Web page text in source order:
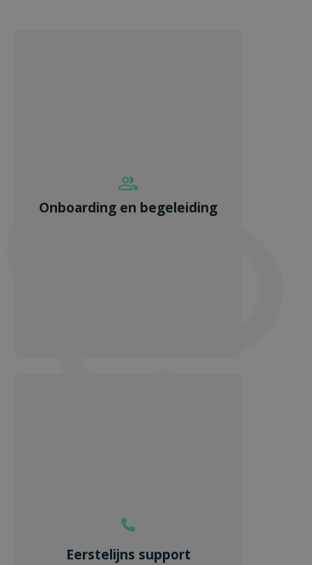
Onboarding en begeleiding
Eerstelijns support